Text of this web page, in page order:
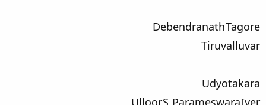
Debendranath Tagore
Tiruvalluvar
Udyotakara